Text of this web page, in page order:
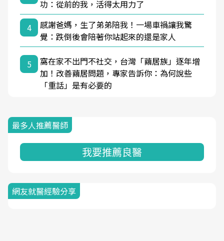
功：從前的我，活得太用力了
4
感謝爸媽，生了弟弟陪我！一場車禍讓我驚
覺：跌倒後會陪著你站起來的還是家人
5
窩在家不出門不社交，台灣「繭居族」逐年增
加！改善繭居問題，專家告訴你：為何說些
「重話」是有必要的
最多人推薦醫師
我要推薦良醫
網友就醫經驗分享